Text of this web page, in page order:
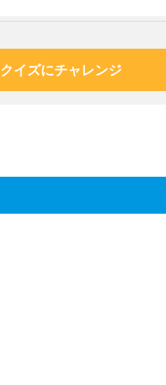
クイズにチャレンジ